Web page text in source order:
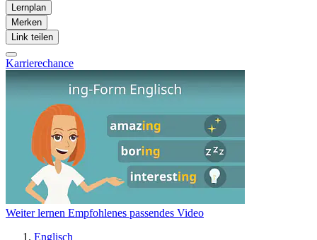
Lernplan
Merken
Link teilen
Karrierechance
Weiter lernen Empfohlenes passendes Video
Englisch